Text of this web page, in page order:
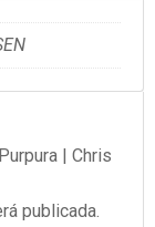
| Chris
publicada.